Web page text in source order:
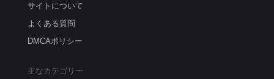
サイトについて
よくある質問
DMCAポリシー
主なカテゴリー